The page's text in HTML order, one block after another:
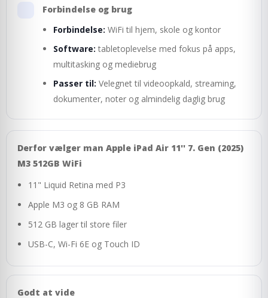
Forbindelse og brug
Forbindelse: WiFi til hjem, skole og kontor
Software: tabletoplevelse med fokus på apps,
multitasking og mediebrug
Passer til: Velegnet til videoopkald, streaming,
dokumenter, noter og almindelig daglig brug
Derfor vælger man Apple iPad Air 11'' 7. Gen (2025)
M3 512GB WiFi
11" Liquid Retina med P3
Apple M3 og 8 GB RAM
512 GB lager til store filer
USB-C, Wi-Fi 6E og Touch ID
Godt at vide